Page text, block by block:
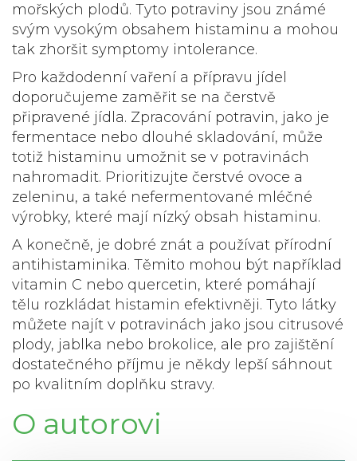
mořských plodů. Tyto potraviny jsou známé
svým vysokým obsahem histaminu a mohou
tak zhoršit symptomy intolerance.
Pro každodenní vaření a přípravu jídel
doporučujeme zaměřit se na čerstvě
připravené jídla. Zpracování potravin, jako je
fermentace nebo dlouhé skladování, může
totiž histaminu umožnit se v potravinách
nahromadit. Prioritizujte čerstvé ovoce a
zeleninu, a také nefermentované mléčné
výrobky, které mají nízký obsah histaminu.
A konečně, je dobré znát a používat přírodní
antihistaminika. Těmito mohou být například
vitamin C nebo quercetin, které pomáhají
tělu rozkládat histamin efektivněji. Tyto látky
můžete najít v potravinách jako jsou citrusové
plody, jablka nebo brokolice, ale pro zajištění
dostatečného příjmu je někdy lepší sáhnout
po kvalitním doplňku stravy.
O autorovi